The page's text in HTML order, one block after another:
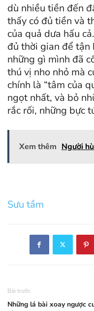
dù nhiều tiền đến
thấy có đủ tiền và
của quả dưa hấu
đủ thời gian để tận
những gì mình đã
thú vị nho nhỏ mà
chính là “tâm của
ngọt nhất, và bỏ
rắc rối, những bực
Xem thêm Người
Sưu tầm
Bài trước
Những lá bài xoay ngược